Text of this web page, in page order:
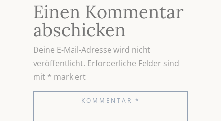
Einen Kommentar
abschicken
Deine E-Mail-Adresse wird nicht
veröffentlicht. Erforderliche Felder sind
mit * markiert